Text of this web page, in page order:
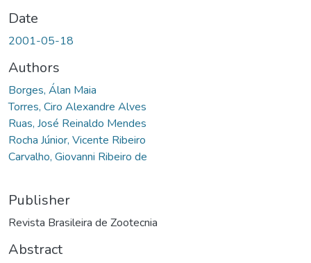
Date
2001-05-18
Authors
Borges, Álan Maia
Torres, Ciro Alexandre Alves
Ruas, José Reinaldo Mendes
Rocha Júnior, Vicente Ribeiro
Carvalho, Giovanni Ribeiro de
Publisher
Revista Brasileira de Zootecnia
Abstract